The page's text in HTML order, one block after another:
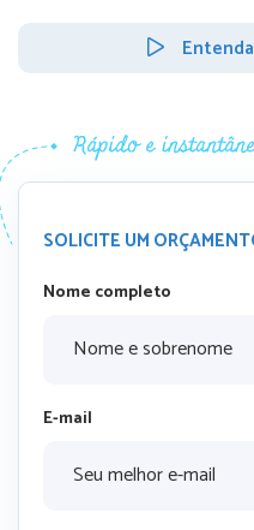
SOLICITE UM
Nome completo
E-mail